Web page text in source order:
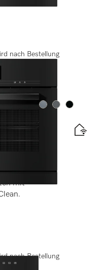
nach Bestellung
Farbe:Farbe:Farbe:
mit
nach Bestellung